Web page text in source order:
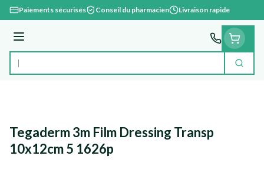
Aller au contenu
Paiements sécurisés Conseil du pharmacien Livraison rapide
Menu
Rechercher
Tegaderm 3m Film Dressing Transp
10x12cm 5 1626p